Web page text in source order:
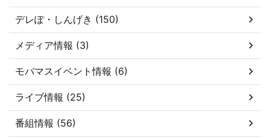
デレぽ・しんげき (150)
メディア情報 (3)
モバマスイベント情報 (6)
ライブ情報 (25)
番組情報 (56)